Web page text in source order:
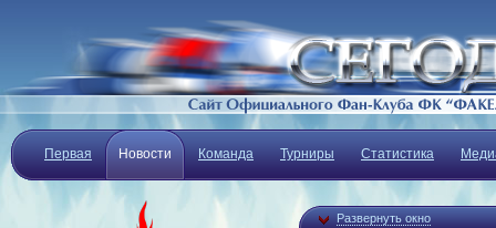
Первая Новости Команда Турниры Статистика
Развернуть окно